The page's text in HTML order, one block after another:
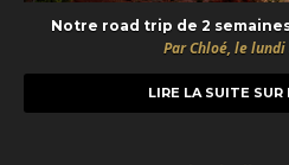
Notre road trip de 2
Par Chloé, le
LIRE LA SUITE SUR